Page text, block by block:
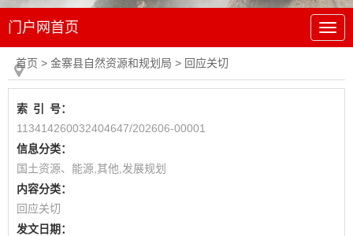
门户网首页
首页 > 金寨县自然资源和规划局 > 回应关切
索 引
号：
113414260032404647/202606-00001
信息分类：
国土资源、能源,其他,发展规划
内容分类：
回应关切
发文日期：